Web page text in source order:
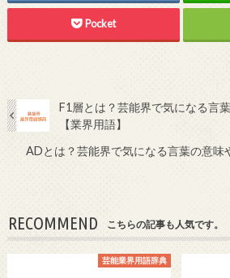
Pocket
F1層とは？芸能界で気になる言
【業界用語】
ADとは？芸能界で気になる言葉の意味
RECOMMEND こちらの記事も人気です。
芸能業界用語辞典